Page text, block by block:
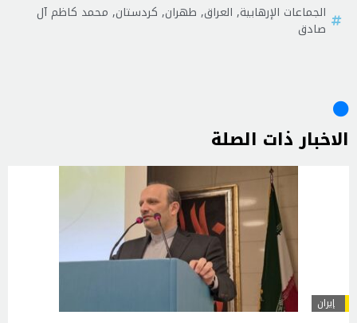
الجماعات الإرهابية, العراق, طهران, كردستان, محمد كاظم آل
صادق
الاخبار ذات الصلة
إيران